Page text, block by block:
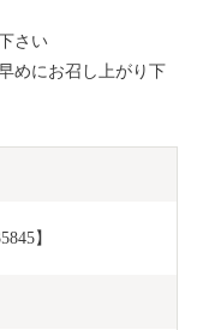
さい
めにお召し上がり下
】